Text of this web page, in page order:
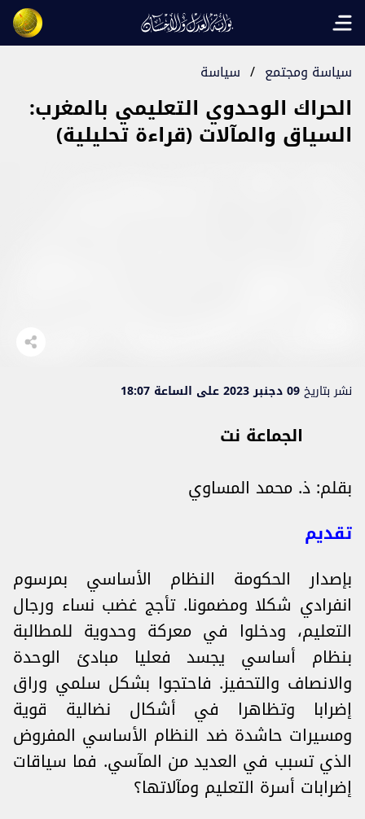
Open main menu
سياسة ومجتمع / سياسة
الحراك الوحدوي التعليمي بالمغرب:
السياق والمآلات (قراءة تحليلية)
نشر بتاريخ09 دجنبر 2023 على الساعة 18:07
الجماعة نت
بقلم: ذ. محمد المساوي
تقديم
بإصدار الحكومة النظام الأساسي بمرسوم
انفرادي شكلا ومضمونا. تأجج غضب نساء ورجال
التعليم، ودخلوا في معركة وحدوية للمطالبة
بنظام أساسي يجسد فعليا مبادئ الوحدة
والانصاف والتحفيز. فاحتجوا بشكل سلمي وراق
إضرابا وتظاهرا في أشكال نضالية قوية
ومسيرات حاشدة ضد النظام الأساسي المفروض
الذي تسبب في العديد من المآسي. فما سياقات
إضرابات أسرة التعليم ومآلاتها؟